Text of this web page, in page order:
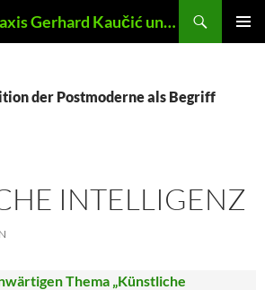
Philosophische Praxis Gerhard Kaučić und Anna Lydia Huber
der Postmoderne als Begriff
INTELLIGENZ
Thema „Künstliche